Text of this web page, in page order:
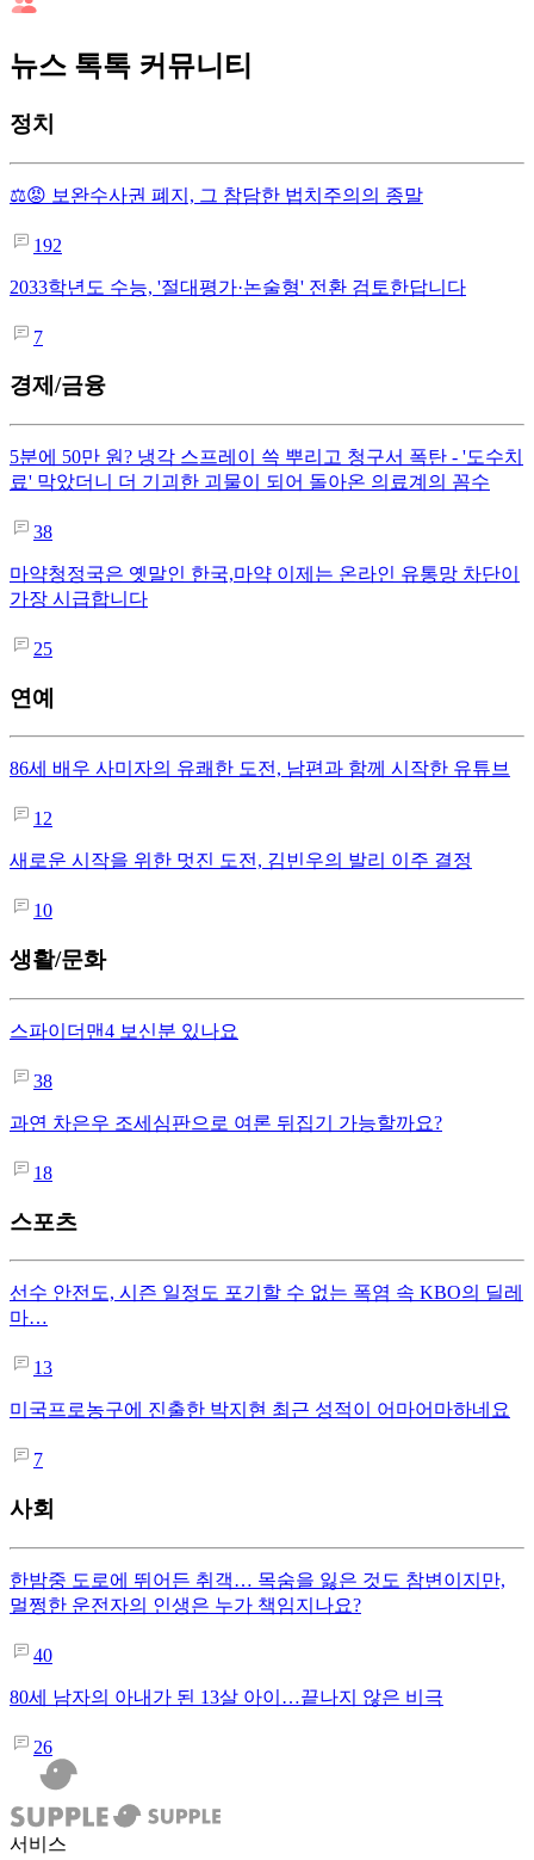
뉴스 톡톡 커뮤니티
정치
⚖️😡 보완수사권 폐지, 그 참담한 법치주의의 종말
192
2033학년도 수능, '절대평가·논술형' 전환 검토한답니다
7
경제/금융
5분에 50만 원? 냉각 스프레이 쓱 뿌리고 청구서 폭탄 - '도수치
료' 막았더니 더 기괴한 괴물이 되어 돌아온 의료계의 꼼수
38
마약청정국은 옛말인 한국,마약 이제는 온라인 유통망 차단이
가장 시급합니다
25
연예
86세 배우 사미자의 유쾌한 도전, 남편과 함께 시작한 유튜브
12
새로운 시작을 위한 멋진 도전, 김빈우의 발리 이주 결정
10
생활/문화
스파이더맨4 보신분 있나요
38
과연 차은우 조세심판으로 여론 뒤집기 가능할까요?
18
스포츠
선수 안전도, 시즌 일정도 포기할 수 없는 폭염 속 KBO의 딜레
마…
13
미국프로농구에 진출한 박지현 최근 성적이 어마어마하네요
7
사회
한밤중 도로에 뛰어든 취객… 목숨을 잃은 것도 참변이지만,
멀쩡한 운전자의 인생은 누가 책임지나요?
40
80세 남자의 아내가 된 13살 아이…끝나지 않은 비극
26
서비스